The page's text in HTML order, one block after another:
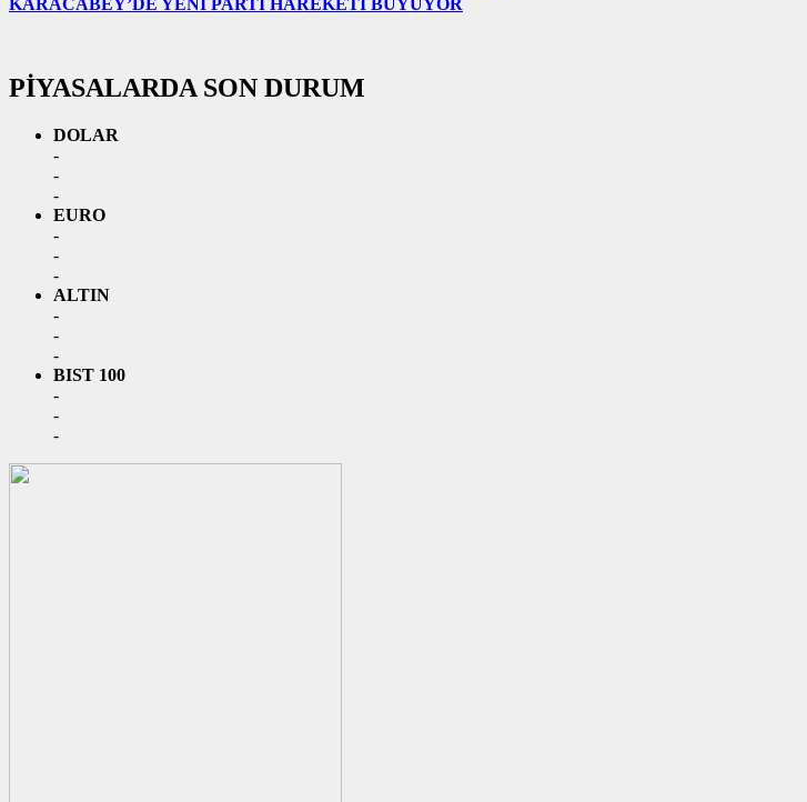
KARACABEY’DE YENİ PARTİ HAREKETİ BÜYÜYOR
PİYASALARDA SON DURUM
DOLAR
-
-
-
EURO
-
-
-
ALTIN
-
-
-
BIST 100
-
-
-